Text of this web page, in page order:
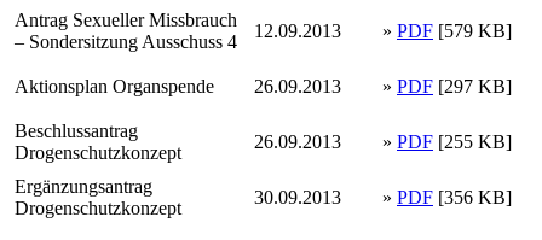
Antrag Sexueller Missbrauch
– Sondersitzung Ausschuss 4
12.09.2013 » PDF [579 KB]
Aktionsplan Organspende 26.09.2013 » PDF [297 KB]
Beschlussantrag
Drogenschutzkonzept
26.09.2013 » PDF [255 KB]
Ergänzungsantrag
Drogenschutzkonzept
30.09.2013 » PDF [356 KB]